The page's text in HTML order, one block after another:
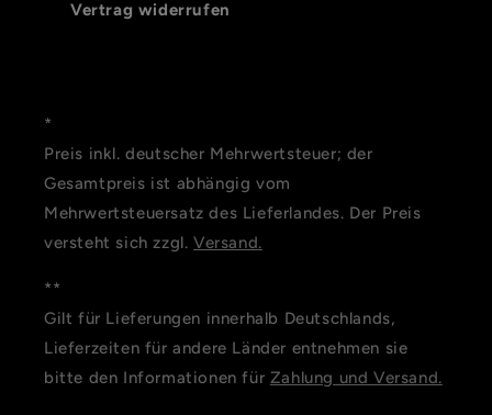
Vertrag widerrufen
*
Preis inkl. deutscher Mehrwertsteuer; der
Gesamtpreis ist abhängig vom
Mehrwertsteuersatz des Lieferlandes. Der Preis
versteht sich zzgl. Versand.
**
Gilt für Lieferungen innerhalb Deutschlands,
Lieferzeiten für andere Länder entnehmen sie
bitte den Informationen für Zahlung und Versand.